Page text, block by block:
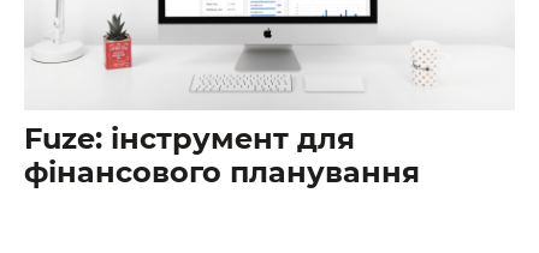
Fuze: інструмент для
фінансового планування